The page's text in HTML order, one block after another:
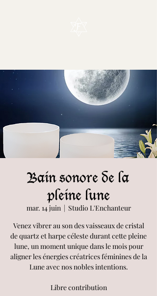
Bain sonore de la
pleine lune
mar. 14 juin
  |
Studio L'Enchanteur
Venez vibrer au son des vaisseaux de cristal
de quartz et harpe céleste durant cette pleine
lune, un moment unique dans le mois pour
aligner les énergies créatrices féminines de la
Lune avec nos nobles intentions.
Libre contribution